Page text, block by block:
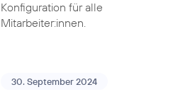
Konfiguration für alle
Mitarbeiter:innen.
30. September 2024